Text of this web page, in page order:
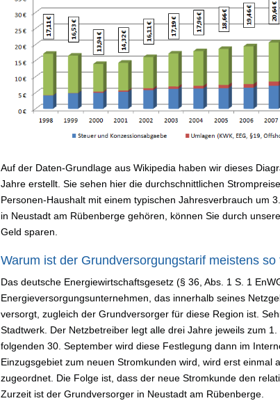
Auf der Daten-Grundlage aus Wikipedia haben wir dieses
Jahre erstellt. Sie sehen hier die durchschnittlichen
Personen-Haushalt mit einem typischen Jahresverbrauch um
in Neustadt am Rübenberge gehören, können Sie durch
Geld sparen.
Warum ist der Grundversorgungstarif meistens so
Das deutsche Energiewirtschaftsgesetz (§ 36, Abs. 1 S. 1
Energieversorgungsunternehmen, das innerhalb seines
versorgt, zugleich der Grundversorger für diese Region ist.
Stadtwerk. Der Netzbetreiber legt alle drei Jahre jeweils zum
folgenden 30. September wird diese Festlegung dann im
Einzugsgebiet zum neuen Stromkunden wird, wird erst einmal
zugeordnet. Die Folge ist, dass der neue Stromkunde den
Zurzeit ist der Grundversorger in Neustadt am Rübenberge.